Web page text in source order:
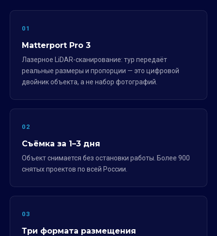
01
Matterport Pro 3
Лазерное LiDAR-сканирование: тур передаёт
реальные размеры и пропорции — это цифровой
двойник объекта, а не набор фотографий.
02
Съёмка за 1–3 дня
Объект снимается без остановки работы. Более 900
снятых проектов по всей России.
03
Три формата размещения